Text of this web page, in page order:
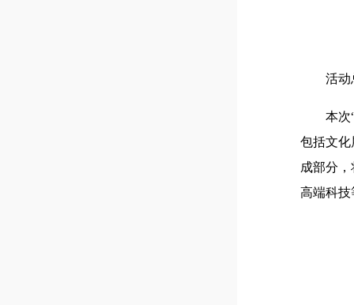
活动
本次
包括文化
成部分
高端科